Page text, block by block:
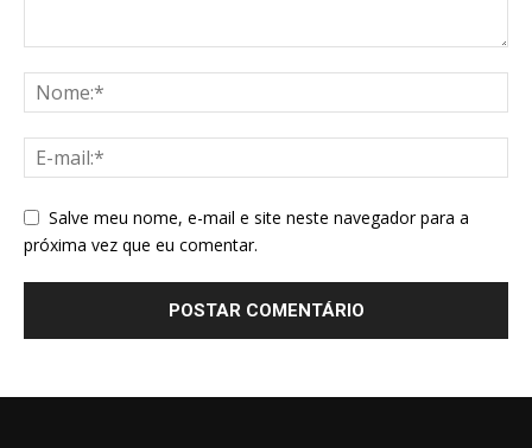
Salve meu nome, e-mail e site neste navegador para a
próxima vez que eu comentar.